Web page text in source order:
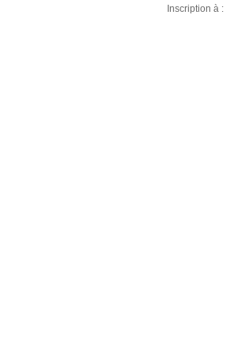
Inscription à :